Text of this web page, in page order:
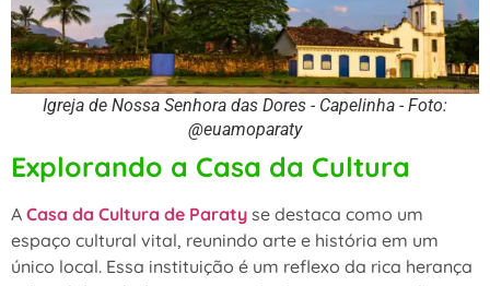
Igreja de Nossa Senhora das Dores - Capelinha - Foto:
@euamoparaty
Explorando a Casa da Cultura
A Casa da Cultura de Paraty se destaca como um
espaço cultural vital, reunindo arte e história em um
único local. Essa instituição é um reflexo da rica herança